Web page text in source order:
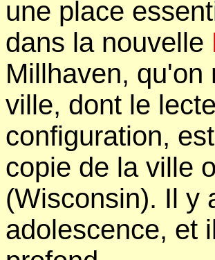
une place
dans la nouvelle
Millhaven,
ville, dont le
configuration,
copie de la ville
(Wisconsin). Il y
adolescence, et